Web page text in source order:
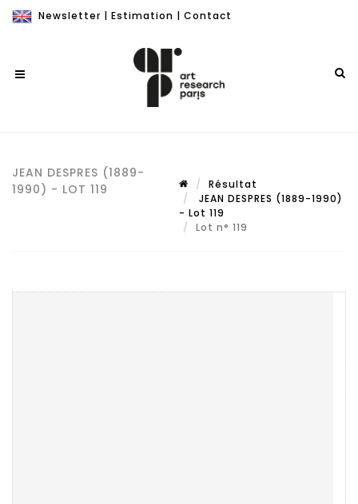
Newsletter | Estimation | Contact
JEAN DESPRES (1889-
1990) - LOT 119
Résultat
JEAN DESPRES (1889-1990)
- Lot 119
Lot n° 119